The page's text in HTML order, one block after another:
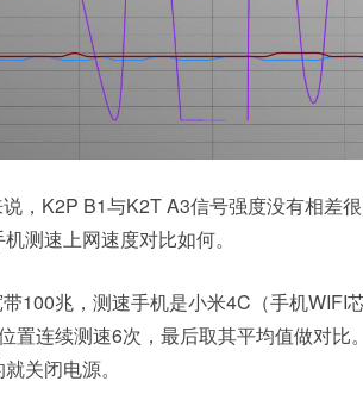
，K2P B1与K2T A3信号强度没有相差
测速上网速度对比如何。
100兆，测速手机是小米4C（手机WIFI
置连续测速6次，最后取其平均值做对
关闭电源。